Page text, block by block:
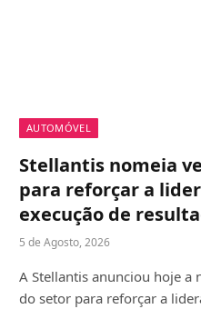
AUTOMÓVEL
Stellantis nomeia
para reforçar a
execução de
5 de Agosto, 2026
A Stellantis anunciou hoje a
do setor para reforçar a